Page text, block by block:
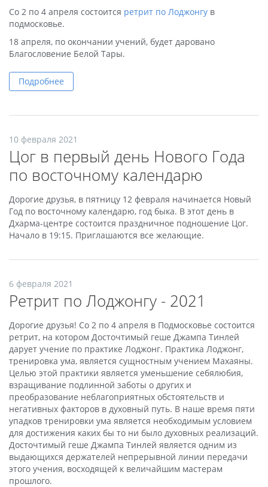
Со 2 по 4 апреля состоится ретрит по Лоджонгу в
подмосковье.
18 апреля, по окончании учений, будет даровано
Благословение Белой Тары.
Подробнее
10 февраля 2021
Цог в первый день Нового Года
по восточному календарю
Дорогие друзья, в пятницу 12 февраля начинается Новый
Год по восточному календарю, год быка. В этот день в
Дхарма-центре состоится праздничное подношение Цог.
Начало в 19:15. Приглашаются все желающие.
6 февраля 2021
Ретрит по Лоджонгу - 2021
Дорогие друзья! Сo 2 по 4 апреля в Подмосковье состоится
ретрит, на котором Досточтимый геше Джампа Тинлей
дарует учение по практике Лоджонг. Практика Лоджонг,
тренировка ума, является сущностным учением Махаяны.
Целью этой практики является уменьшение себялюбия,
взращивание подлинной заботы о других и
преобразование неблагоприятных обстоятельств и
негативных факторов в духовный путь. В наше время пяти
упадков тренировки ума является необходимым условием
для достижения каких бы то ни было духовных реализаций.
Досточтимый геше Джампа Тинлей является одним из
выдающихся держателей непрерывной линии передачи
этого учения, восходящей к величайшим мастерам
прошлого.